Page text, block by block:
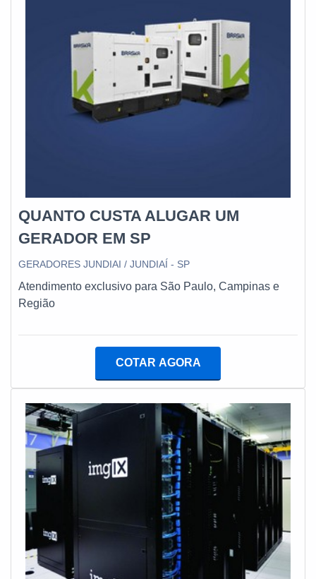
Eletrônicos é uma empresa que tem despontado no
mercado pela seriedade e qualidade que garante uma
entrega de excelência de ponta a ponta....
QUANTO CUSTA ALUGAR UM
GERADOR EM SP
GERADORES JUNDIAI / JUNDIAÍ - SP
Atendimento exclusivo para São Paulo, Campinas e
Região
COTAR AGORA